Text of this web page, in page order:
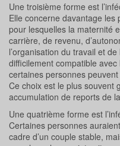
Une troisième forme est
Elle concerne davantage les
pour lesquelles la maternité
carrière, de revenu,
l’organisation du travail et
difficilement compatible
certaines personnes
Ce choix est le plus souvent
accumulation de reports de
Une quatrième forme est
Certaines personnes
cadre d’un couple stable,